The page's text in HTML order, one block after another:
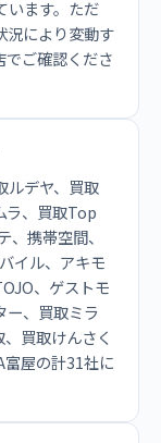
います。ただ
況により変動す
でご確認くださ
ルデヤ、買取
ラ、買取Top
携帯空間、
イル、アキモ
、ゲストモ
ー、買取ミラ
買取けんさく
屋の計31社に